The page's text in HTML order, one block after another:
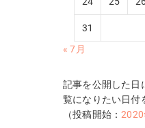
31
« 7月
記事を公開した日
覧になりたい日付
（投稿開始：2020